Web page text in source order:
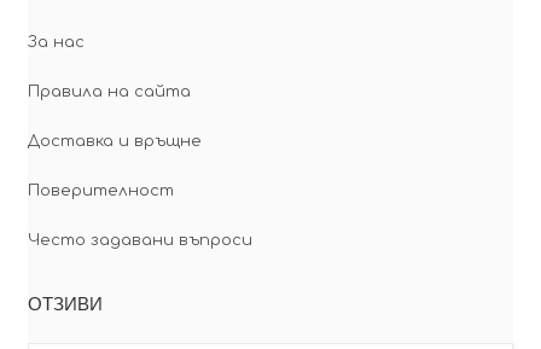
За нас
Правила на сайта
Доставка и връщне
Поверителност
Често задавани въпроси
ОТЗИВИ